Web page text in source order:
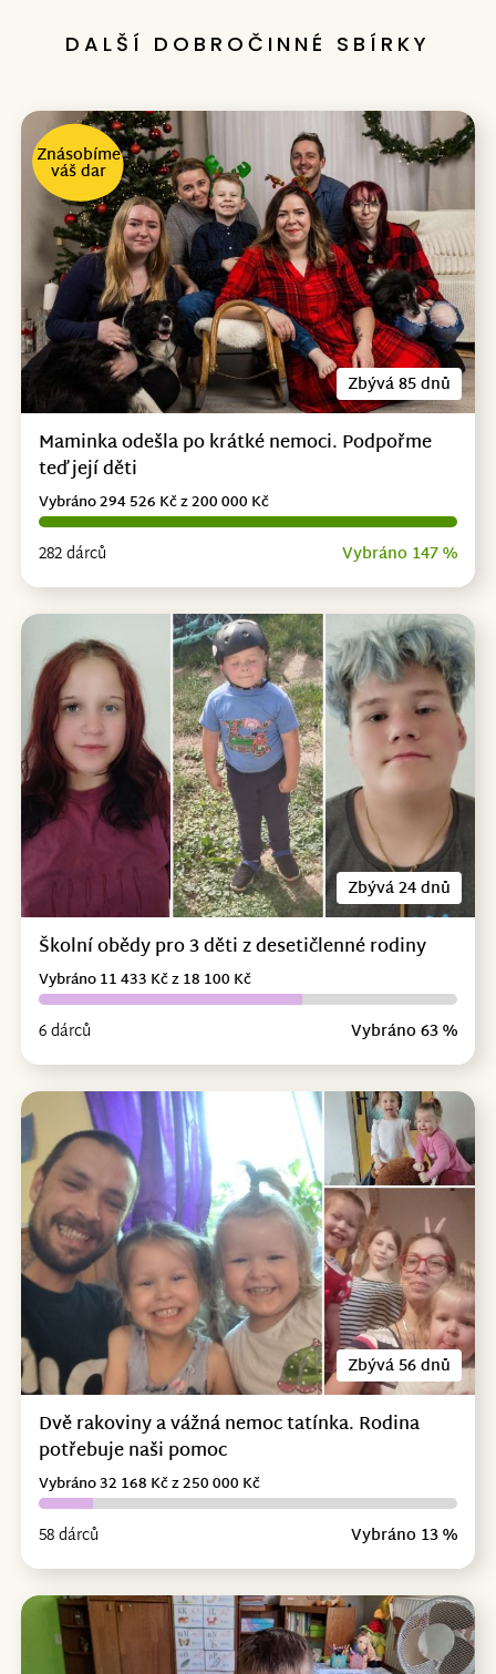
DALŠÍ DOBROČINNÉ SBÍRKY
Zbývá 85 dnů
Znásobíme
váš dar
Maminka odešla po krátké nemoci. Podpořme
teď její děti
282 dárců Vybráno 147 %
Vybráno 294 526 Kč z 200 000 Kč
Zbývá 24 dnů
Školní obědy pro 3 děti z desetičlenné rodiny
6 dárců Vybráno 63 %
Vybráno 11 433 Kč z 18 100 Kč
Zbývá 56 dnů
Dvě rakoviny a vážná nemoc tatínka. Rodina
potřebuje naši pomoc
58 dárců Vybráno 13 %
Vybráno 32 168 Kč z 250 000 Kč